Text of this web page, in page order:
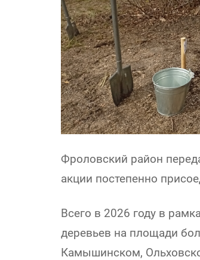
Фроловский район
акции постепенно
Всего в 2026 году в
деревьев на площади
Камышинском,